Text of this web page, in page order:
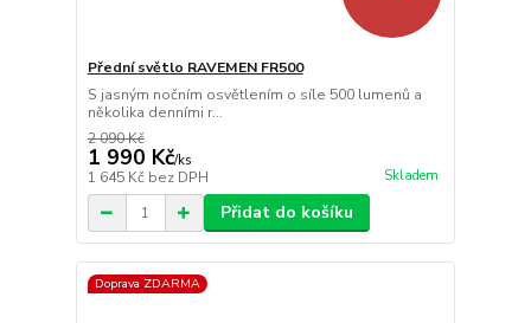
Přední světlo RAVEMEN FR500
S jasným nočním osvětlením o síle 500 lumenů a
několika denními r...
2 090 Kč
1 990 Kč/ks
1 645 Kč bez DPH Skladem
Přidat do košíku
Doprava ZDARMA